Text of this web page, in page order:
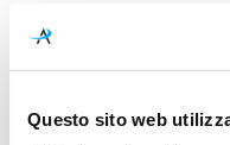
Questo sito web
Cod.Art.
Berlin Suspension
1100 mm x H 2800 mm